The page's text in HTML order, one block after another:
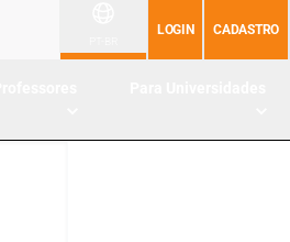
LOGIN CADASTRO